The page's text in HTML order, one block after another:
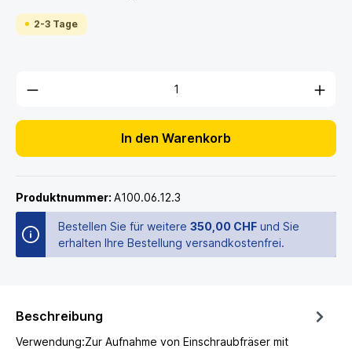
2-3 Tage
In den Warenkorb
Produktnummer: A100.06.12.3
Bestellen Sie für weitere 350,00 CHF und Sie
erhalten Ihre Bestellung versandkostenfrei.
Beschreibung
Verwendung:Zur Aufnahme von Einschraubfräser mit